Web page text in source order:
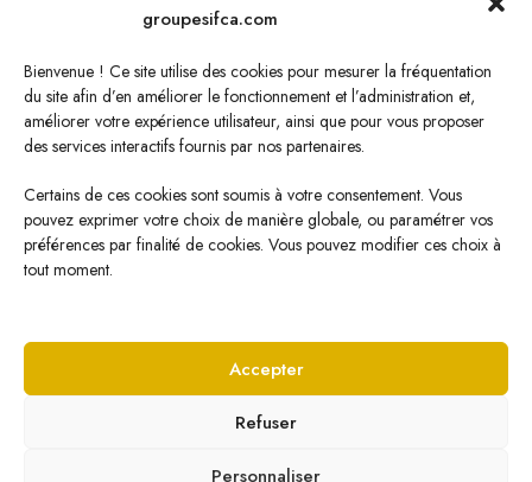
groupesifca.com
Bienvenue ! Ce site utilise des cookies pour mesurer la fréquentation
du site afin d’en améliorer le fonctionnement et l’administration et,
améliorer votre expérience utilisateur, ainsi que pour vous proposer
des services interactifs fournis par nos partenaires.
Certains de ces cookies sont soumis à votre consentement. Vous
pouvez exprimer votre choix de manière globale, ou paramétrer vos
préférences par finalité de cookies. Vous pouvez modifier ces choix à
tout moment.
Accepter
Refuser
Personnaliser
Sucre de canne
Energie Renouvelable
Nous écrire